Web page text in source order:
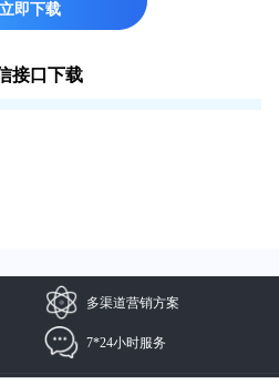
立即下载
接口下载
多渠道营销方案
7*24小时服务